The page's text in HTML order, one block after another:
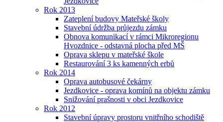
Rok 2013
Zateplení budovy Mateřské školy
Stavební údržba průjezdu zámku
Obnova komunikací v rámci Mikroregionu
Hvozdnice - odstavná plocha před MŠ
Oprava sklepu v mateřské škole
Restaurování 3 ks kamenných erbů
Rok 2014
Oprava autobusové čekárny
Jezdkovice - oprava komínů na objektu zámku
Snižování prašnosti v obci Jezdkovice
Rok 2012
Stavební úpravy prostoru vnitřního schodiště